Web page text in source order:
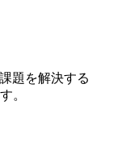
題を解決する
。